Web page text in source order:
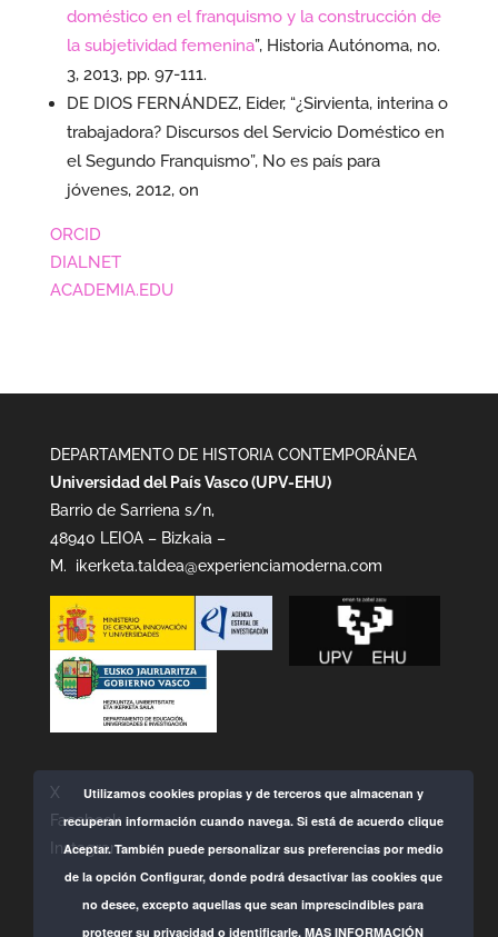
doméstico en el franquismo y la construcción de
la subjetividad femenina”, Historia Autónoma, no.
3, 2013, pp. 97-111.
DE DIOS FERNÁNDEZ, Eider, “¿Sirvienta, interina o
trabajadora? Discursos del Servicio Doméstico en
el Segundo Franquismo”, No es país para
jóvenes, 2012, on
ORCID
DIALNET
ACADEMIA.EDU
DEPARTAMENTO DE HISTORIA CONTEMPORÁNEA
Universidad del País Vasco (UPV-EHU)
Barrio de Sarriena s/n,
48940 LEIOA – Bizkaia –
M.
ikerketa.taldea@experienciamoderna.com
X
Facebook
Instagram
Utilizamos cookies propias y de terceros que almacenan y
recuperan información cuando navega. Si está de acuerdo clique
Aceptar. También puede personalizar sus preferencias por medio
de la opción Configurar, donde podrá desactivar las cookies que
no desee, excepto aquellas que sean imprescindibles para
proteger su privacidad o identificarle.MAS INFORMACIÓN